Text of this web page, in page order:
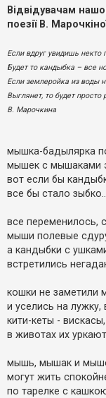
в
д
л
н
н
Відвідувачам
поезії В.
Если вдруг увидишь некто
Будет то кандыбка – все
Если землеройка из воды
Выглянет, то будет просто
В. Марочкина
мышка-бадылярка
мышек с мышаками
вот если бы
все бы стало
все переменилось,
мыши полевые
а кандыбки с
встретились
кошки не заметили
и уселись на лужку,
кити-кеты -
в животах их
мышь, мышак и
могут жить
по тарелке с